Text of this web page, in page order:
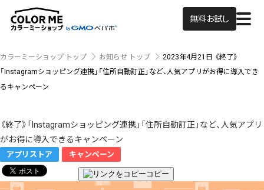
無料お試し
カラーミーショップ トップ お知らせ トップ 2023年4月21日 《終了》
「Instagramショッピング連携」「住所自動訂正」など、人気アプリがお得に導入でき
るキャンペーン
《終了》「Instagramショッピング連携」「住所自動訂正」など、人気アプリ
がお得に導入できるキャンペーン
アプリストア キャンペーン
コピー